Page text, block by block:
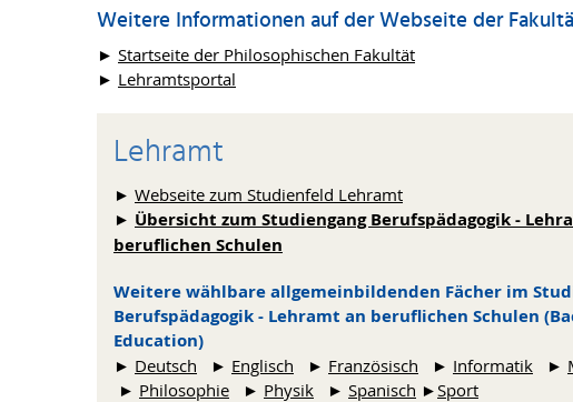
Weitere Informationen auf der Webseite der
► Startseite der Philosophischen Fakultät
► Lehramtsportal
Lehramt
► Webseite zum Studienfeld Lehramt
► Übersicht zum Studiengang Berufspädagogik -
beruflichen Schulen
Weitere wählbare allgemeinbildenden Fächer im
Berufspädagogik - Lehramt an beruflichen Schulen
Education)
► Deutsch ► Englisch ► Französisch ► Informatik ►
► Philosophie ► Physik ► Spanisch ►Sport